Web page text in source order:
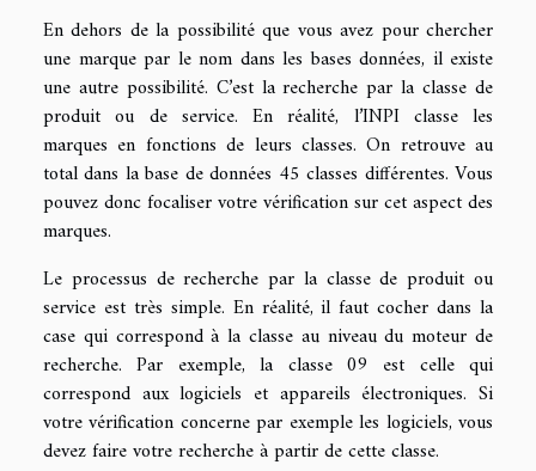
En dehors de la possibilité que vous avez pour chercher
une marque par le nom dans les bases données, il existe
une autre possibilité. C’est la recherche par la classe de
produit ou de service. En réalité, l’INPI classe les
marques en fonctions de leurs classes. On retrouve au
total dans la base de données 45 classes différentes. Vous
pouvez donc focaliser votre vérification sur cet aspect des
marques.
Le processus de recherche par la classe de produit ou
service est très simple. En réalité, il faut cocher dans la
case qui correspond à la classe au niveau du moteur de
recherche. Par exemple, la classe 09 est celle qui
correspond aux logiciels et appareils électroniques. Si
votre vérification concerne par exemple les logiciels, vous
devez faire votre recherche à partir de cette classe.